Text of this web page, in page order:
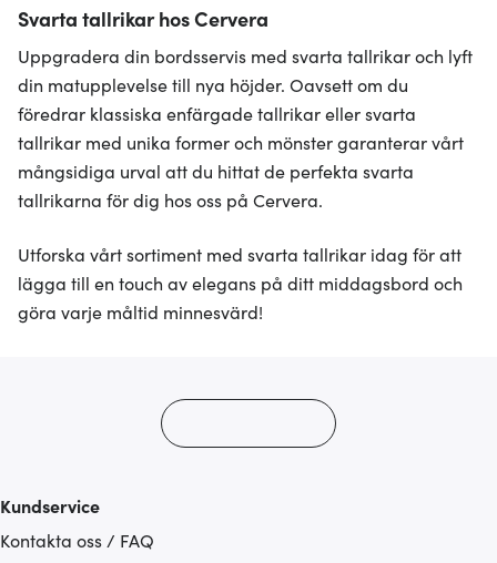
Svarta tallrikar hos Cervera
Uppgradera din bordsservis med svarta tallrikar och lyft
din matupplevelse till nya höjder. Oavsett om du
föredrar klassiska enfärgade tallrikar eller svarta
tallrikar med unika former och mönster garanterar vårt
mångsidiga urval att du hittat de perfekta svarta
tallrikarna för dig hos oss på Cervera.
Utforska vårt sortiment med svarta tallrikar idag för att
lägga till en touch av elegans på ditt middagsbord och
göra varje måltid minnesvärd!
Kundservice
Kontakta oss / FAQ